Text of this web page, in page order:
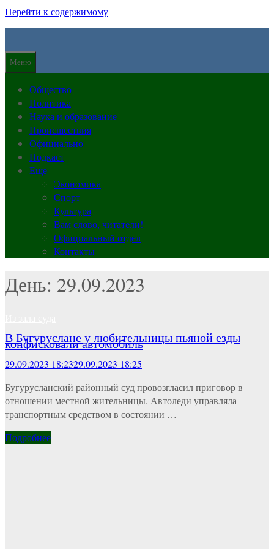
Перейти к содержимому
Меню
Общество
Политика
Наука и образование
Происшествия
Официально
Подкаст
Еще
Экономика
Спорт
Культура
Вам слово, читатели!
Официальный отдел
Контакты
День: 29.09.2023
В Бугуруслане у любительницы пьяной езды
конфисковали автомобиль
29.09.2023 18:2329.09.2023 18:25
Бугурусланский районный суд провозгласил приговор в
отношении местной жительницы. Автоледи управляла
транспортным средством в состоянии …
Подробнее